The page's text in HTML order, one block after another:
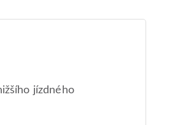
jízdného